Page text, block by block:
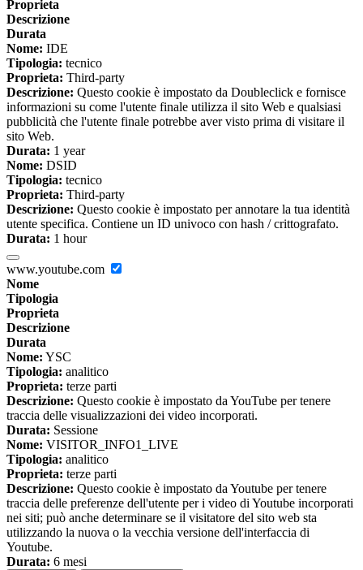
Proprieta
Descrizione
Durata
Nome: IDE
Tipologia: tecnico
Proprieta: Third-party
Descrizione: Questo cookie è impostato da Doubleclick e fornisce
informazioni su come l'utente finale utilizza il sito Web e qualsiasi
pubblicità che l'utente finale potrebbe aver visto prima di visitare il
sito Web.
Durata: 1 year
Nome: DSID
Tipologia: tecnico
Proprieta: Third-party
Descrizione: Questo cookie è impostato per annotare la tua identità
utente specifica. Contiene un ID univoco con hash / crittografato.
Durata: 1 hour
www.youtube.com
Nome
Tipologia
Proprieta
Descrizione
Durata
Nome: YSC
Tipologia: analitico
Proprieta: terze parti
Descrizione: Questo cookie è impostato da YouTube per tenere
traccia delle visualizzazioni dei video incorporati.
Durata: Sessione
Nome: VISITOR_INFO1_LIVE
Tipologia: analitico
Proprieta: terze parti
Descrizione: Questo cookie è impostato da Youtube per tenere
traccia delle preferenze dell'utente per i video di Youtube incorporati
nei siti; può anche determinare se il visitatore del sito web sta
utilizzando la nuova o la vecchia versione dell'interfaccia di
Youtube.
Durata: 6 mesi